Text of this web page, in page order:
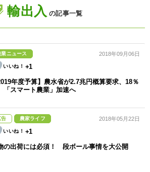
輸出入 の記事一覧
業ニュース
+1
2018年09月06日
年度予算】農水省が2.7兆円概算要求、18％
スマート農業」加速へ
告 農家ライフ
+1
2018年05月22日
の出荷には必須！ 段ボール事情を大公開